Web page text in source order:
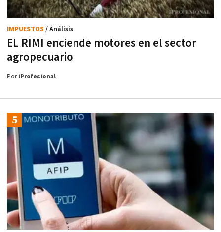
EL RIMI enciende motores en el sector
agropecuario
IMPUESTOS / Análisis
PoriProfesional